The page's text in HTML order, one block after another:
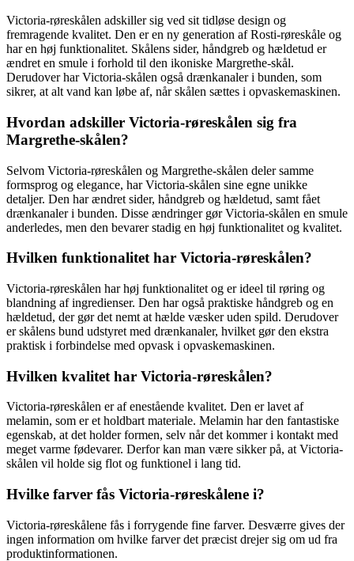
Victoria-røreskålen adskiller sig ved sit tidløse design og
fremragende kvalitet. Den er en ny generation af Rosti-røreskåle og
har en høj funktionalitet. Skålens sider, håndgreb og hældetud er
ændret en smule i forhold til den ikoniske Margrethe-skål.
Derudover har Victoria-skålen også drænkanaler i bunden, som
sikrer, at alt vand kan løbe af, når skålen sættes i opvaskemaskinen.
Hvordan adskiller Victoria-røreskålen sig fra
Margrethe-skålen?
Selvom Victoria-røreskålen og Margrethe-skålen deler samme
formsprog og elegance, har Victoria-skålen sine egne unikke
detaljer. Den har ændret sider, håndgreb og hældetud, samt fået
drænkanaler i bunden. Disse ændringer gør Victoria-skålen en smule
anderledes, men den bevarer stadig en høj funktionalitet og kvalitet.
Hvilken funktionalitet har Victoria-røreskålen?
Victoria-røreskålen har høj funktionalitet og er ideel til røring og
blandning af ingredienser. Den har også praktiske håndgreb og en
hældetud, der gør det nemt at hælde væsker uden spild. Derudover
er skålens bund udstyret med drænkanaler, hvilket gør den ekstra
praktisk i forbindelse med opvask i opvaskemaskinen.
Hvilken kvalitet har Victoria-røreskålen?
Victoria-røreskålen er af enestående kvalitet. Den er lavet af
melamin, som er et holdbart materiale. Melamin har den fantastiske
egenskab, at det holder formen, selv når det kommer i kontakt med
meget varme fødevarer. Derfor kan man være sikker på, at Victoria-
skålen vil holde sig flot og funktionel i lang tid.
Hvilke farver fås Victoria-røreskålene i?
Victoria-røreskålene fås i forrygende fine farver. Desværre gives der
ingen information om hvilke farver det præcist drejer sig om ud fra
produktinformationen.